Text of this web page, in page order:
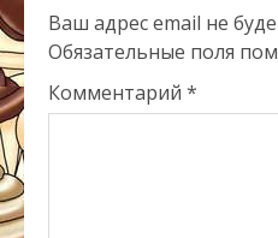
Ваш адрес email не
Обязательные поля
Комментарий *